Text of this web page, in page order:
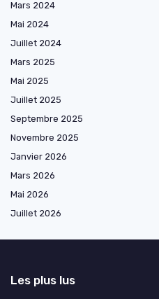
Mars 2024
Mai 2024
Juillet 2024
Mars 2025
Mai 2025
Juillet 2025
Septembre 2025
Novembre 2025
Janvier 2026
Mars 2026
Mai 2026
Juillet 2026
Les plus lus